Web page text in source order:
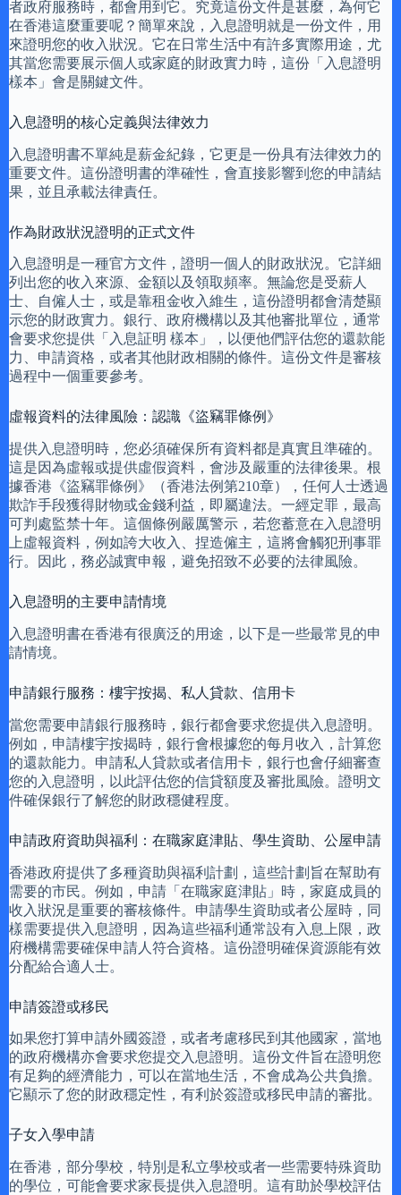
者政府服務時，都會用到它。究竟這份文件是甚麼，為何它
在香港這麼重要呢？簡單來說，入息證明就是一份文件，用
來證明您的收入狀況。它在日常生活中有許多實際用途，尤
其當您需要展示個人或家庭的財政實力時，這份「入息證明
樣本」會是關鍵文件。
入息證明的核心定義與法律效力
入息證明書不單純是薪金紀錄，它更是一份具有法律效力的
重要文件。這份證明書的準確性，會直接影響到您的申請結
果，並且承載法律責任。
作為財政狀況證明的正式文件
入息證明是一種官方文件，證明一個人的財政狀況。它詳細
列出您的收入來源、金額以及領取頻率。無論您是受薪人
士、自僱人士，或是靠租金收入維生，這份證明都會清楚顯
示您的財政實力。銀行、政府機構以及其他審批單位，通常
會要求您提供「入息証明 樣本」，以便他們評估您的還款能
力、申請資格，或者其他財政相關的條件。這份文件是審核
過程中一個重要參考。
虛報資料的法律風險：認識《盜竊罪條例》
提供入息證明時，您必須確保所有資料都是真實且準確的。
這是因為虛報或提供虛假資料，會涉及嚴重的法律後果。根
據香港《盜竊罪條例》（香港法例第210章），任何人士透過
欺詐手段獲得財物或金錢利益，即屬違法。一經定罪，最高
可判處監禁十年。這個條例嚴厲警示，若您蓄意在入息證明
上虛報資料，例如誇大收入、捏造僱主，這將會觸犯刑事罪
行。因此，務必誠實申報，避免招致不必要的法律風險。
入息證明的主要申請情境
入息證明書在香港有很廣泛的用途，以下是一些最常見的申
請情境。
申請銀行服務：樓宇按揭、私人貸款、信用卡
當您需要申請銀行服務時，銀行都會要求您提供入息證明。
例如，申請樓宇按揭時，銀行會根據您的每月收入，計算您
的還款能力。申請私人貸款或者信用卡，銀行也會仔細審查
您的入息證明，以此評估您的信貸額度及審批風險。證明文
件確保銀行了解您的財政穩健程度。
申請政府資助與福利：在職家庭津貼、學生資助、公屋申請
香港政府提供了多種資助與福利計劃，這些計劃旨在幫助有
需要的市民。例如，申請「在職家庭津貼」時，家庭成員的
收入狀況是重要的審核條件。申請學生資助或者公屋時，同
樣需要提供入息證明，因為這些福利通常設有入息上限，政
府機構需要確保申請人符合資格。這份證明確保資源能有效
分配給合適人士。
申請簽證或移民
如果您打算申請外國簽證，或者考慮移民到其他國家，當地
的政府機構亦會要求您提交入息證明。這份文件旨在證明您
有足夠的經濟能力，可以在當地生活，不會成為公共負擔。
它顯示了您的財政穩定性，有利於簽證或移民申請的審批。
子女入學申請
在香港，部分學校，特別是私立學校或者一些需要特殊資助
的學位，可能會要求家長提供入息證明。這有助於學校評估